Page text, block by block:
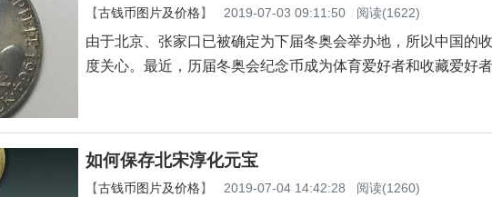
【古钱币图片及价格】 2019-07-03 09:11:50 阅读(1622)
由于北京、张家口已被确定为下届冬奥会举办地，所以中国的
度关心。最近，历届冬奥会纪念币成为体育爱好者和收藏爱好者
如何保存北宋淳化元宝
【古钱币图片及价格】 2019-07-04 14:42:28 阅读(1260)